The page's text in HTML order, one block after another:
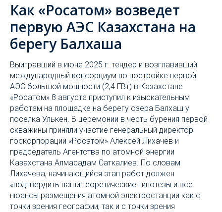
Как «Росатом» возведет
первую АЭС Казахстана на
берегу Балхаша
Выигравший в июне 2025 г. тендер и возглавивший
международный консорциум по постройке первой
АЭС большой мощности (2,4 ГВт) в Казахстане
«Росатом» 8 августа приступил к изыскательным
работам на площадке на берегу озера Балхаш у
поселка Улькен. В церемонии в честь бурения первой
скважины приняли участие генеральный директор
госкорпорации «Росатом» Алексей Лихачев и
председатель Агентства по атомной энергии
Казахстана Алмасадам Саткалиев. По словам
Лихачева, начинающийся этап работ должен
«подтвердить наши теоретические гипотезы и все
нюансы размещения атомной электростанции как с
точки зрения географии, так и с точки зрения